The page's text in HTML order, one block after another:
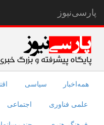
پارسی‌نیوز
همه‌اخبار سیاسی
علمی فناوری اجتماعی